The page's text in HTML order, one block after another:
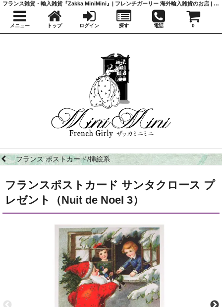
フランス ポストカード/挿絵系
フランスポストカード サンタクロース プ
レゼント（Nuit de Noel 3）
フランス雑貨・輸入雑貨『Zakka MiniMini』| フレンチガーリー 海外輸入雑貨のお店 | かわいい雑貨 | 蚤の市 | アンティーク
メニュー トップ ログイン 探す 電話 0